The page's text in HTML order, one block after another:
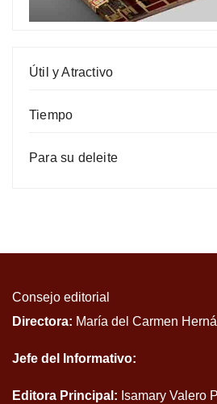
Útil y Atractivo
Tiempo
Para su deleite
Consejo editorial
Directora: María del Carmen
Jefe del Informativo:
Editora Principal: Isamary Valero